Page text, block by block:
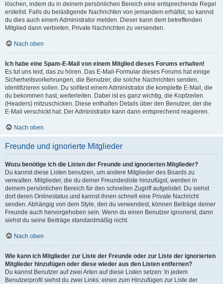
löschen, indem du in deinem persönlichen Bereich eine entsprechende Regel
erstellst. Falls du belästigende Nachrichten von jemandem erhältst, so kannst
du dies auch einem Administrator melden. Dieser kann dem betreffenden
Mitglied dann verbieten, Private Nachrichten zu versenden.
Nach oben
Ich habe eine Spam-E-Mail von einem Mitglied dieses Forums erhalten!
Es tut uns leid, das zu hören. Das E-Mail-Formular dieses Forums hat einige
Sicherheitsvorkehrungen, die Benutzer, die solche Nachrichten senden,
identifizieren sollen. Du solltest einem Administrator die komplette E-Mail, die
du bekommen hast, weiterleiten. Dabei ist es ganz wichtig, die Kopfzeilen
(Headers) mitzuschicken. Diese enthalten Details über den Benutzer, der die
E-Mail verschickt hat. Der Administrator kann dann entsprechend reagieren.
Nach oben
Freunde und ignorierte Mitglieder
Wozu benötige ich die Listen der Freunde und ignorierten Mitglieder?
Du kannst diese Listen benutzen, um andere Mitglieder des Boards zu
verwalten. Mitglieder, die du deiner Freundesliste hinzufügst, werden in
deinem persönlichen Bereich für den schnellen Zugriff aufgelistet. Du siehst
dort deren Onlinestatus und kannst ihnen schnell eine Private Nachricht
senden. Abhängig von dem Style, den du verwendest, können Beiträge deiner
Freunde auch hervorgehoben sein. Wenn du einen Benutzer ignorierst, dann
siehst du seine Beiträge standardmäßig nicht.
Nach oben
Wie kann ich Mitglieder zur Liste der Freunde oder zur Liste der ignorierten
Mitglieder hinzufügen oder diese wieder aus den Listen entfernen?
Du kannst Benutzer auf zwei Arten auf diese Listen setzen: In jedem
Benutzerprofil siehst du zwei Links: einen zum Hinzufügen zur Liste der